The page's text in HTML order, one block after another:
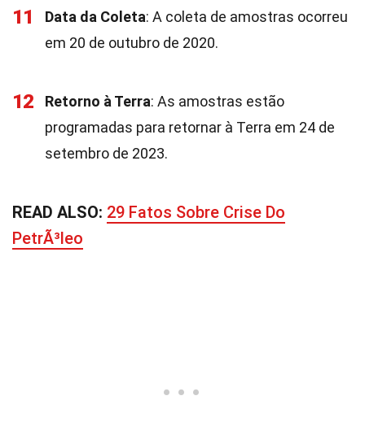
11 Data da Coleta: A coleta de amostras ocorreu
em 20 de outubro de 2020.
12 Retorno à Terra: As amostras estão
programadas para retornar à Terra em 24 de
setembro de 2023.
READ ALSO: 29 Fatos Sobre Crise Do
PetrÃ³leo